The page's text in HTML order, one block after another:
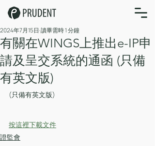
有關在WINGS上推出e-IP申
請及呈交系統的通函 (只備
有英文版)
2024年7月15日 讀畢需時 1 分鐘
(只備有英文版)
按這裡下載文件
證監會